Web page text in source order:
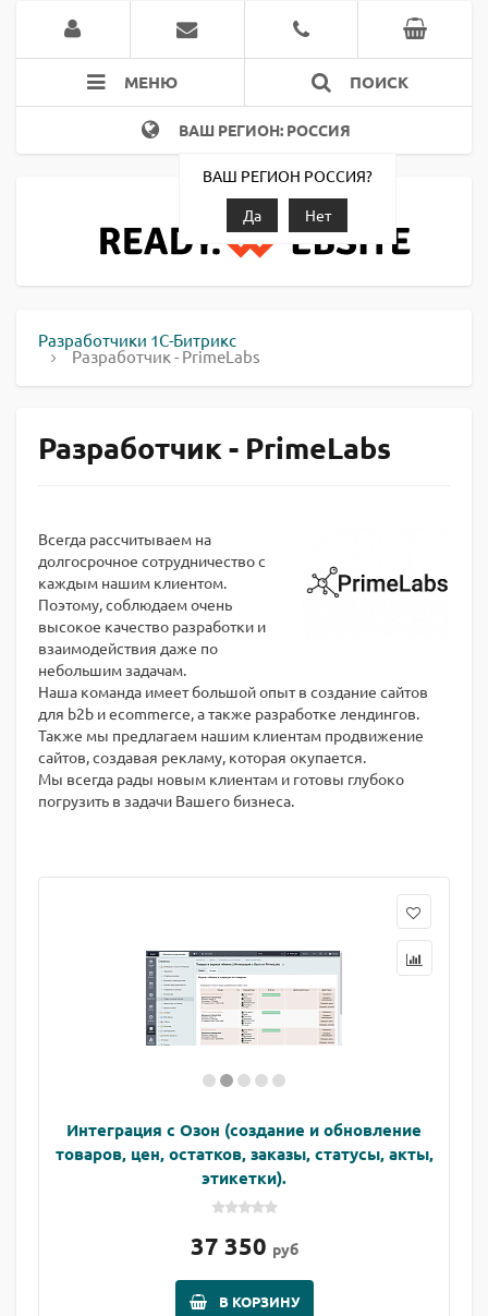
МЕНЮ ПОИСК
ВАШ РЕГИОН: РОССИЯ
ВАШ РЕГИОН РОССИЯ?
Да
Нет
Разработчики 1С-Битрикс
Разработчик - PrimeLabs
Разработчик - PrimeLabs
Всегда рассчитываем на
долгосрочное сотрудничество с
каждым нашим клиентом.
Поэтому, соблюдаем очень
высокое качество разработки и
взаимодействия даже по
небольшим задачам.
Наша команда имеет большой опыт в создание сайтов
для b2b и ecommerce, а также разработке лендингов.
Также мы предлагаем нашим клиентам продвижение
сайтов, создавая рекламу, которая окупается.
Мы всегда рады новым клиентам и готовы глубоко
погрузить в задачи Вашего бизнеса.
Интеграция с Озон (создание и обновление
товаров, цен, остатков, заказы, статусы, акты,
этикетки).
37 350 руб
В КОРЗИНУ